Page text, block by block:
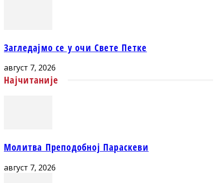
Загледајмо се у очи Свете Петке
август 7, 2026
Најчитаније
Молитва Преподобној Параскеви
август 7, 2026